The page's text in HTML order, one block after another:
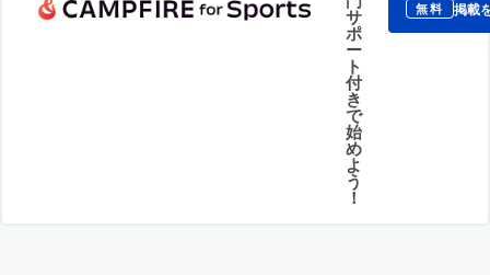
サ
ポ
ー
ト
付
き
で
始
め
よ
う
！
無料 掲載